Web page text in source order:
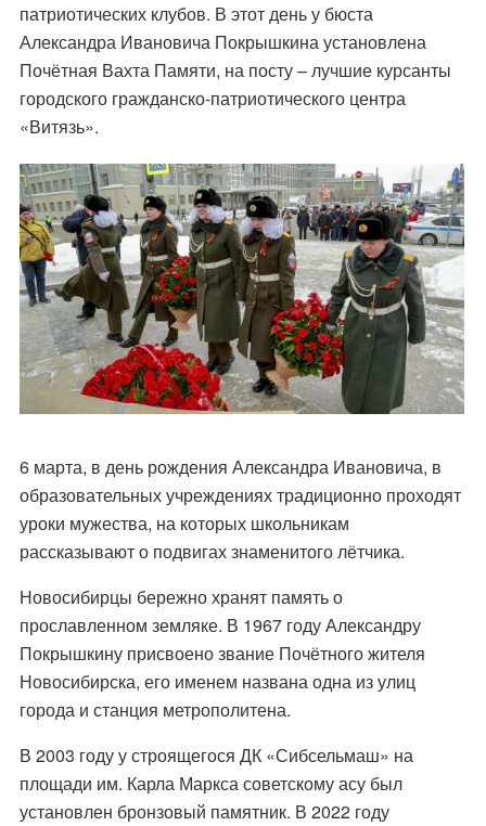
патриотических клубов. В этот день у бюста
Александра Ивановича Покрышкина установлена
Почётная Вахта Памяти, на посту – лучшие курсанты
городского гражданско-патриотического центра
«Витязь».
6 марта, в день рождения Александра Ивановича, в
образовательных учреждениях традиционно проходят
уроки мужества, на которых школьникам
рассказывают о подвигах знаменитого лётчика.
Новосибирцы бережно хранят память о
прославленном земляке. В 1967 году Александру
Покрышкину присвоено звание Почётного жителя
Новосибирска, его именем названа одна из улиц
города и станция метрополитена.
В 2003 году у строящегося ДК «Сибсельмаш» на
площади им. Карла Маркса советскому асу был
установлен бронзовый памятник. В 2022 году